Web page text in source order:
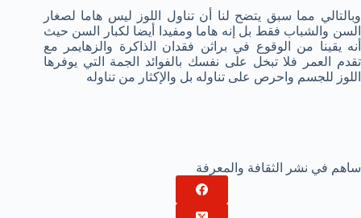
وبالتالي مما سبق يتضح لنا أن تناول اللوز ليس هاما لصغار
السن والشباب فقط بل إنه هاما ومفيدا أيضا لكبار السن حيث
أنه يقينا من الوقوع في براثن فقدان الذاكرة والزهايمر مع
تقدم العمر فلا تبخل على نفسك بالفوائد الجمة التي يوفرها
اللوز للجسم واحرص على تناوله بل والإكثار من تناوله
ساهم في نشر الثقافة والمعرفة